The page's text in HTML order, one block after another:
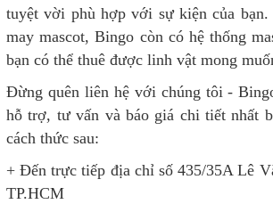
tuyệt vời phù hợp với sự kiện của
may mascot, Bingo còn có hệ thống
bạn có thể thuê được linh vật mong
Đừng quên liên hệ với chúng tôi -
hỗ trợ, tư vấn và báo giá chi tiết nhất
cách thức sau:
+ Đến trực tiếp địa chỉ số 435/35A Lê
TP.HCM